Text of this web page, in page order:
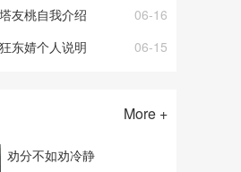
06-16
友桃自我介绍
06-15
东婧个人说明
More +
劝分不如劝冷静